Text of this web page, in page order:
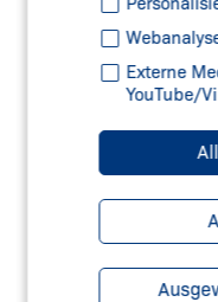
mrl.news
Unser
Externe
YouTube/